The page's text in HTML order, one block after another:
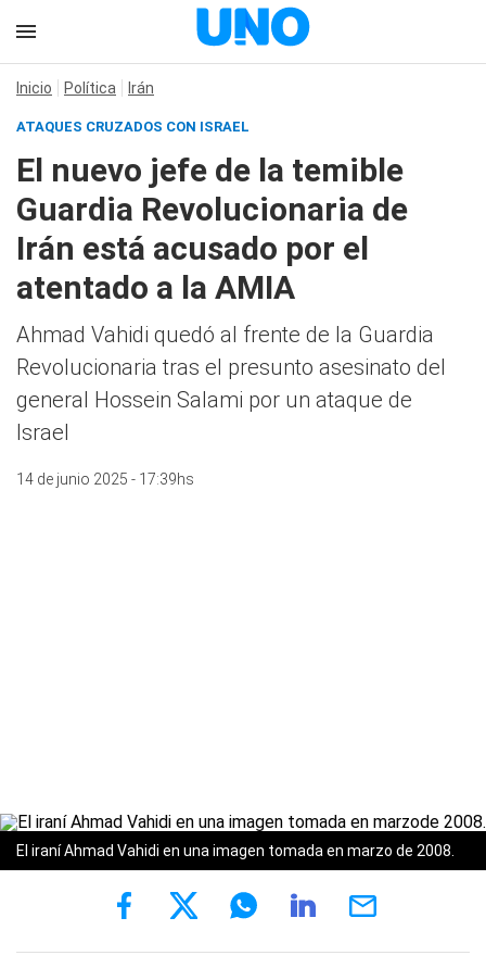
Inicio Política Irán
ATAQUES CRUZADOS CON ISRAEL
El nuevo jefe de la temible
Guardia Revolucionaria de
Irán está acusado por el
atentado a la AMIA
Ahmad Vahidi quedó al frente de la Guardia
Revolucionaria tras el presunto asesinato del
general Hossein Salami por un ataque de
Israel
14 de junio 2025 - 17:39hs
El iraní Ahmad Vahidi en una imagen tomada en marzo de 2008.